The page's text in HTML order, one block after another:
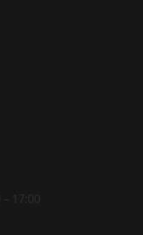
– 17:00